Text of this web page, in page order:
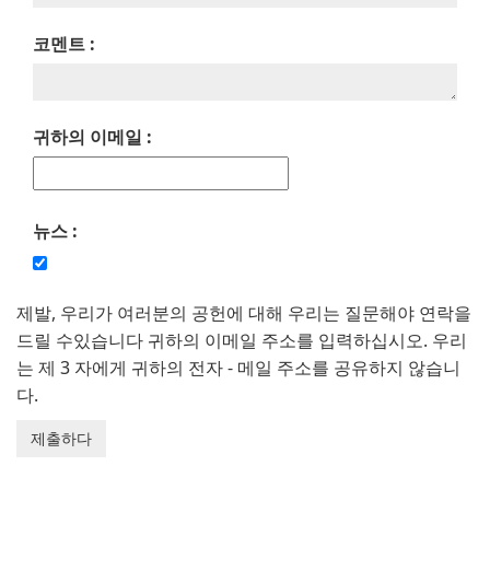
코멘트 :
귀하의 이메일 :
뉴스 :
제발, 우리가 여러분의 공헌에 대해 우리는 질문해야 연락을
드릴 수있습니다 귀하의 이메일 주소를 입력하십시오. 우리
는 제 3 자에게 귀하의 전자 - 메일 주소를 공유하지 않습니
다.